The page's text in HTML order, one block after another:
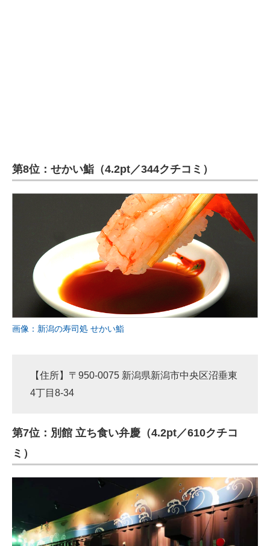
第8位：せかい鮨（4.2pt／344クチコミ）
画像：新潟の寿司処 せかい鮨
【住所】〒950-0075 新潟県新潟市中央区沼垂東
4丁目8-34
第7位：別館 立ち食い弁慶（4.2pt／610クチコ
ミ）